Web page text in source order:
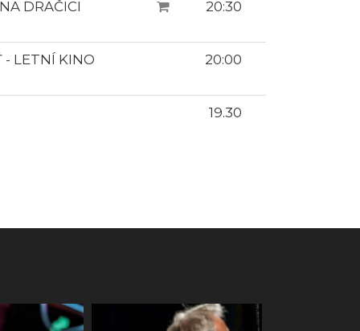
DRAČICI 20:30
- LETNÍ KINO
20:00
19.30